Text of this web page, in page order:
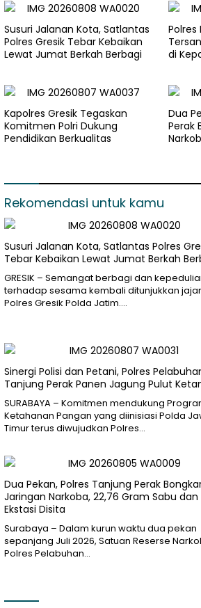
Susuri Jalanan Kota, Satlantas
Polres Gresik Tebar Kebaikan
Lewat Jumat Berkah Berbagi
di
Kapolres Gresik Tegaskan
Komitmen Polri Dukung
Pendidikan Berkualitas
Dua
Perak
Rekomendasi untuk kamu
Susuri Jalanan Kota, Satlantas Polres
Tebar Kebaikan Lewat Jumat Berkah
GRESIK – Semangat berbagi dan
terhadap sesama kembali ditunjukkan
Polres Gresik Polda Jatim….
Sinergi Polisi dan Petani, Polres
Tanjung Perak Panen Jagung Pulut
SURABAYA – Komitmen mendukung
Ketahanan Pangan yang diinisiasi Polda
Timur terus diwujudkan Polres…
Dua Pekan, Polres Tanjung Perak
Jaringan Narkoba, 22,76 Gram Sabu dan
Ekstasi Disita
Surabaya – Dalam kurun waktu dua pekan
sepanjang Juli 2026, Satuan Reserse
Polres Pelabuhan…